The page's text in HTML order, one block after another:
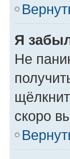
Я
Не
скоро